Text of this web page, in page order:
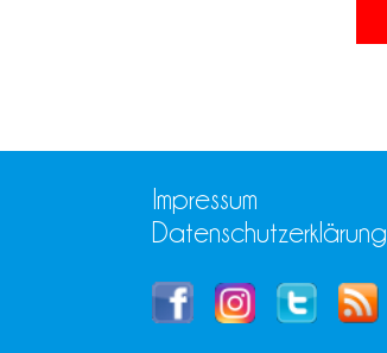
Impressum
Datenschutzerklärung